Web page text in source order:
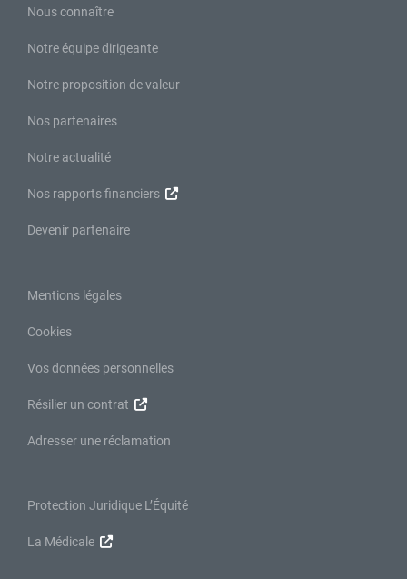
Nous connaître
Notre équipe dirigeante
Notre proposition de valeur
Nos partenaires
Notre actualité
Nos rapports financiers
Devenir partenaire
Mentions légales
Cookies
Vos données personnelles
Résilier un contrat
Adresser une réclamation
Protection Juridique L’Équité
La Médicale